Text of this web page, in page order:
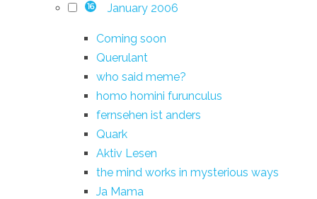
16 January 2006
Coming soon
Querulant
who said meme?
homo homini furunculus
fernsehen ist anders
Quark
Aktiv Lesen
the mind works in mysterious ways
Ja Mama